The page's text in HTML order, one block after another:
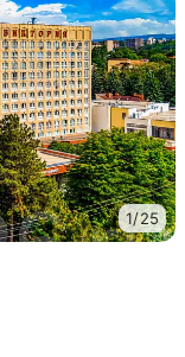
1/25